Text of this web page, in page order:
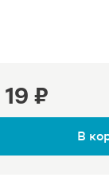
19 ₽
В